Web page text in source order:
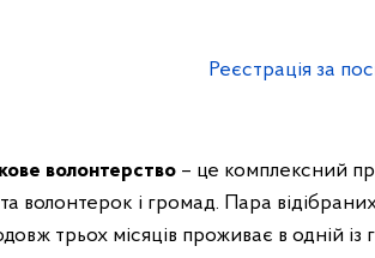
Реєстрація за
волонтерство – це комплексний
волонтерок і громад. Пара
трьох місяців проживає в одній із